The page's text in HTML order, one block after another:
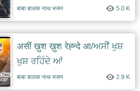
ਬੋਹੜਾਂ ਥੱਲੇ
बाबा बालक नाथ भजन 5.0 K
असीं ख़ुश ख़ुश रेह्न्दे आ/ਅਸੀਂ ਖੁਸ਼
ਖੁਸ਼ ਰਹਿੰਦੇ ਆਂ
बाबा बालक नाथ भजन 2.9 K